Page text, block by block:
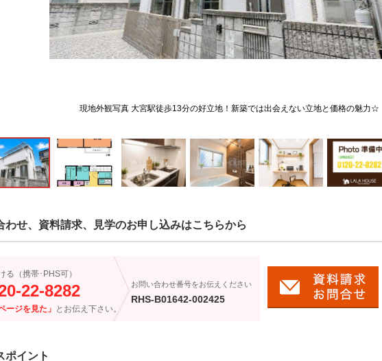
現地外観写真 大宮駅徒歩13分の好立地！新築では出会えない立地と価格の魅力☆
わせ、資料請求、見学のお申し込みはこちらから
る（携帯･PHS可）
22-8282
ージを見た」 とお伝え下さい。
お問い合わせ番号をお伝えください
RHS-B01642-002425
ポイント